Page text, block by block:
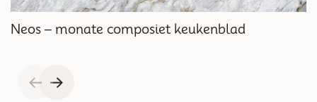
Neos – monate composiet keukenblad